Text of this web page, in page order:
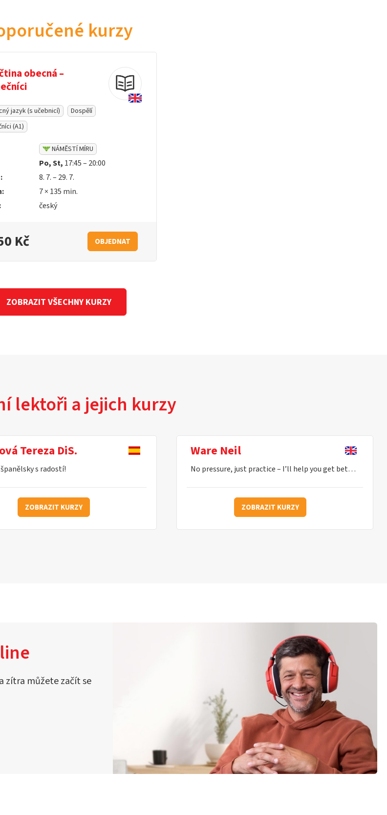
kurzy
obecná –
jazyk (s učebnicí)
Dospělí
(A1)
NÁMĚSTÍ MÍRU
Po, St, 17:45 – 20:00
8. 7. – 29. 7.
7 × 135 min.
český
Kč OBJEDNAT
ZOBRAZIT VŠECHNY KURZY
lektoři a jejich kurzy
Tereza DiS.
s radostí!
ZOBRAZIT KURZY
Ware Neil
No pressure, just practice – I’ll help you get better every lesson.
ZOBRAZIT KURZY
zítra můžete začít se